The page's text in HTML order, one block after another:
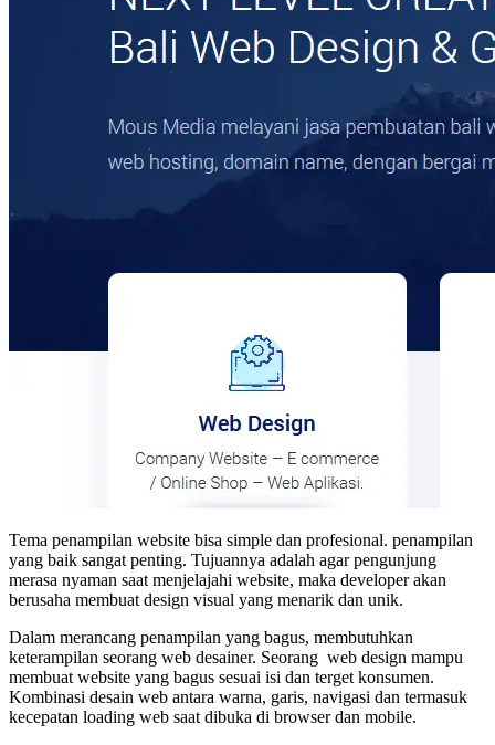
Tema penampilan website bisa simple dan profesional. penampilan
yang baik sangat penting. Tujuannya adalah agar pengunjung
merasa nyaman saat menjelajahi website, maka developer akan
berusaha membuat design visual yang menarik dan unik.
Dalam merancang penampilan yang bagus, membutuhkan
keterampilan seorang web desainer. Seorang web design mampu
membuat website yang bagus sesuai isi dan terget konsumen.
Kombinasi desain web antara warna, garis, navigasi dan termasuk
kecepatan loading web saat dibuka di browser dan mobile.